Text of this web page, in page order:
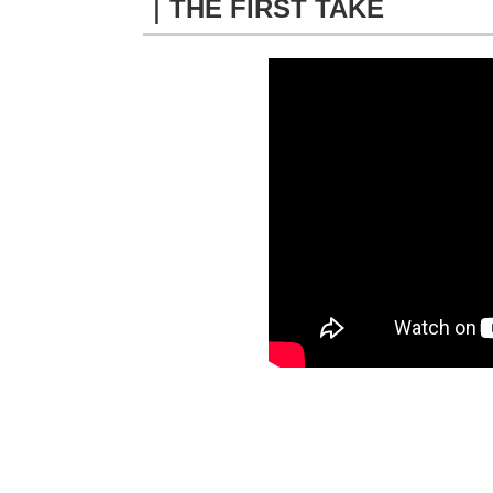
｜THE FIRST TAKE